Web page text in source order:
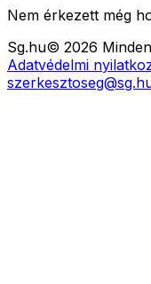
Nem érkezett még
Sg.hu© 2026
Adatvédelmi